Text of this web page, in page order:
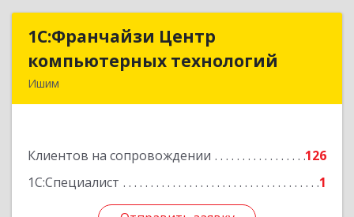
1С:Франчайзи Центр
компьютерных технологий
Ишим
Клиентов на сопровождении
126
1С:Специалист
1
1С:Франчайзи Центр
компьютерных технологий
Подробнее